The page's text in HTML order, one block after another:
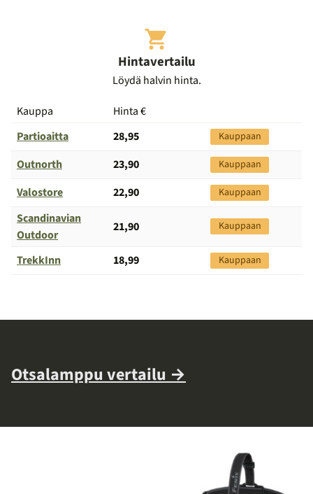
Hintavertailu
Löydä halvin hinta.
Kauppa
Hinta €
kauppaan
Partioaitta 28,95 Kauppaan
Outnorth 23,90 Kauppaan
Valostore 22,90 Kauppaan
Scandinavian
Outdoor
21,90 Kauppaan
TrekkInn 18,99 Kauppaan
Otsalamppu vertailu →